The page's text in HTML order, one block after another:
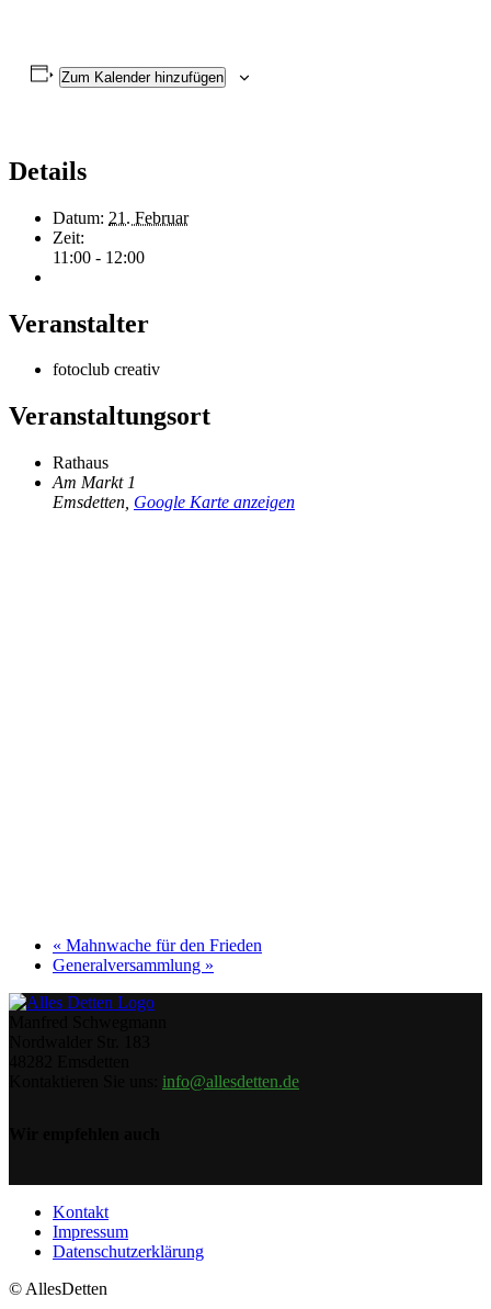
Zum Kalender hinzufügen
Details
Datum: 21. Februar
Zeit:
11:00 - 12:00
Veranstalter
fotoclub creativ
Veranstaltungsort
Rathaus
Am Markt 1
Emsdetten Google Karte anzeigen
« Mahnwache für den Frieden
Generalversammlung »
info@allesdetten.de
Kontakt
Impressum
Datenschutzerklärung
© AllesDetten